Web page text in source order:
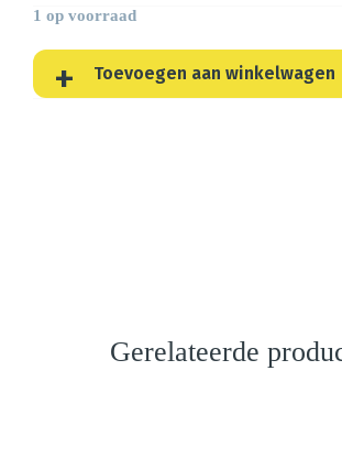
1 op voorraad
Toevoegen aan winkelwagen
Gerelateerde